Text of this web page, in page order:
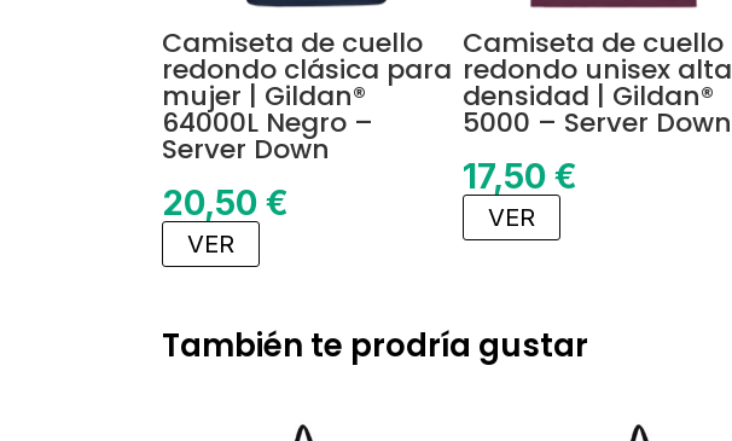
Camiseta de cuello
redondo clásica para
mujer | Gildan®
64000L Negro –
Server Down
20,50€
VER
Camiseta de cuello
redondo unisex alta
densidad | Gildan®
5000 – Server Down
17,50€
VER
También te prodría gustar